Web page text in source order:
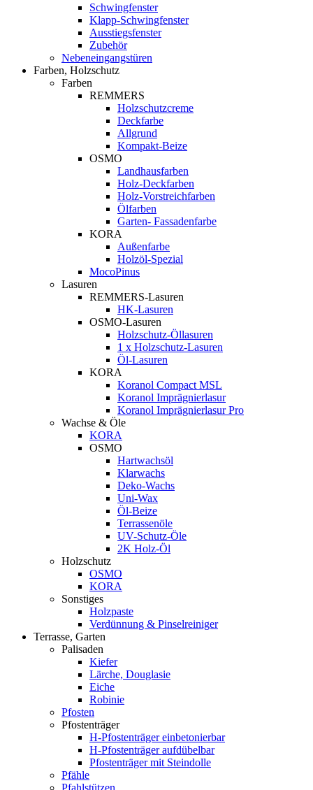
Schwingfenster
Klapp-Schwingfenster
Ausstiegsfenster
Zubehör
Nebeneingangstüren
Farben, Holzschutz
Farben
REMMERS
Holzschutzcreme
Deckfarbe
Allgrund
Kompakt-Beize
OSMO
Landhausfarben
Holz-Deckfarben
Holz-Vorstreichfarben
Ölfarben
Garten- Fassadenfarbe
KORA
Außenfarbe
Holzöl-Spezial
MocoPinus
Lasuren
REMMERS-Lasuren
HK-Lasuren
OSMO-Lasuren
Holzschutz-Öllasuren
1 x Holzschutz-Lasuren
Öl-Lasuren
KORA
Koranol Compact MSL
Koranol Imprägnierlasur
Koranol Imprägnierlasur Pro
Wachse & Öle
KORA
OSMO
Hartwachsöl
Klarwachs
Deko-Wachs
Uni-Wax
Öl-Beize
Terrassenöle
UV-Schutz-Öle
2K Holz-Öl
Holzschutz
OSMO
KORA
Sonstiges
Holzpaste
Verdünnung & Pinselreiniger
Terrasse, Garten
Palisaden
Kiefer
Lärche, Douglasie
Eiche
Robinie
Pfosten
Pfostenträger
H-Pfostenträger einbetonierbar
H-Pfostenträger aufdübelbar
Pfostenträger mit Steindolle
Pfähle
Pfahlstützen